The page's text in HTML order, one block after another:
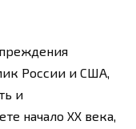
России и США,
и
начало XX века,